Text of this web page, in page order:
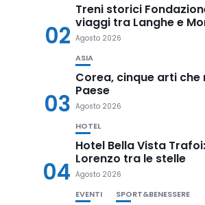
02
Treni storici
viaggi tra Langhe e
Agosto 2026
03
ASIA
Corea, cinque arti
Paese
Agosto 2026
04
HOTEL
Hotel Bella Vista
Lorenzo tra le stelle
Agosto 2026
EVENTI SPORT&BENESSERE